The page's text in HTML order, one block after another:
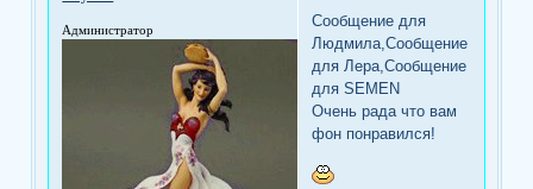
Администратор
Сообщение для
Людмила,Сообщение
для Лера,Сообщение
для SEMEN
Очень рада что вам
фон понравился!